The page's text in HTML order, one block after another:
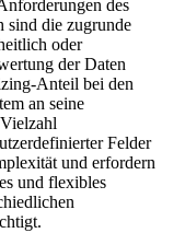
des
sind die zugrunde
oder
der Daten
Anteil bei den
an seine
Felder
und erfordern
und flexibles